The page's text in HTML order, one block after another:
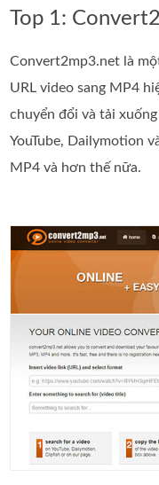
Top 1:
Convert2mp3.net là
URL video sang MP4
chuyển đổi và tải
YouTube, Dailymotion
MP4 và hơn thế nữa.